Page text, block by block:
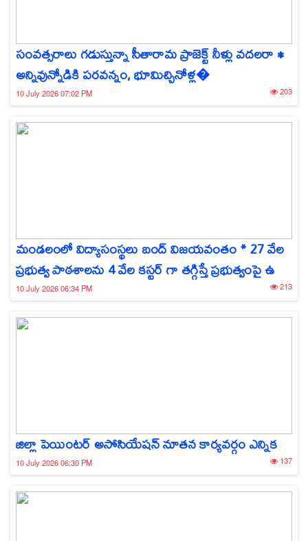
సంవత్సరాలు గడుస్తున్నా సీతారామ ప్రాజెక్ట్ నీళ్లు వదలరా •
అన్నివున్నోడికి పరవన్నం, భూమిచ్చినోళ్ల�
10 July 2026 07:02 PM 203
మండలంలో విద్యాసంస్థలు బంద్ విజయవంతం * 27 వేల
ప్రభుత్వ పాఠశాలను 4 వేల కస్టర్ గా తగ్గిస్తే ప్రభుత్వంపై ఉ
10 July 2026 06:34 PM 213
జిల్లా పెయింటర్ అసోసియేషన్ నూతన కార్యవర్గం ఎన్నిక
10 July 2026 06:30 PM 137